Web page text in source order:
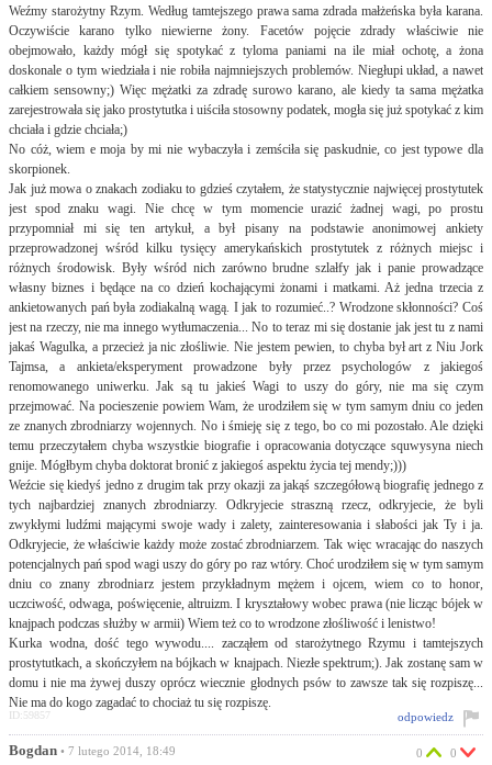
Weźmy starożytny Rzym. Według tamtejszego prawa sama zdrada małżeńska była karana.
Oczywiście karano tylko niewierne żony. Facetów pojęcie zdrady właściwie nie
obejmowało, każdy mógł się spotykać z tyloma paniami na ile miał ochotę, a żona
doskonale o tym wiedziała i nie robiła najmniejszych problemów. Niegłupi układ, a nawet
całkiem sensowny;) Więc mężatki za zdradę surowo karano, ale kiedy ta sama mężatka
zarejestrowała się jako prostytutka i uiściła stosowny podatek, mogła się już spotykać z kim
chciała i gdzie chciała;)
No cóż, wiem e moja by mi nie wybaczyła i zemściła się paskudnie, co jest typowe dla
skorpionek.
Jak już mowa o znakach zodiaku to gdzieś czytałem, że statystycznie najwięcej prostytutek
jest spod znaku wagi. Nie chcę w tym momencie urazić żadnej wagi, po prostu
przypomniał mi się ten artykuł, a był pisany na podstawie anonimowej ankiety
przeprowadzonej wśród kilku tysięcy amerykańskich prostytutek z różnych miejsc i
różnych środowisk. Były wśród nich zarówno brudne szlałfy jak i panie prowadzące
własny biznes i będące na co dzień kochającymi żonami i matkami. Aż jedna trzecia z
ankietowanych pań była zodiakalną wagą. I jak to rozumieć..? Wrodzone skłonności? Coś
jest na rzeczy, nie ma innego wytłumaczenia... No to teraz mi się dostanie jak jest tu z nami
jakaś Wagulka, a przecież ja nic złośliwie. Nie jestem pewien, to chyba był art z Niu Jork
Tajmsa, a ankieta/eksperyment prowadzone były przez psychologów z jakiegoś
renomowanego uniwerku. Jak są tu jakieś Wagi to uszy do góry, nie ma się czym
przejmować. Na pocieszenie powiem Wam, że urodziłem się w tym samym dniu co jeden
ze znanych zbrodniarzy wojennych. No i śmieję się z tego, bo co mi pozostało. Ale dzięki
temu przeczytałem chyba wszystkie biografie i opracowania dotyczące squwysyna niech
gnije. Mógłbym chyba doktorat bronić z jakiegoś aspektu życia tej mendy;)))
Weźcie się kiedyś jedno z drugim tak przy okazji za jakąś szczegółową biografię jednego z
tych najbardziej znanych zbrodniarzy. Odkryjecie straszną rzecz, odkryjecie, że byli
zwykłymi ludźmi mającymi swoje wady i zalety, zainteresowania i słabości jak Ty i ja.
Odkryjecie, że właściwie każdy może zostać zbrodniarzem. Tak więc wracając do naszych
potencjalnych pań spod wagi uszy do góry po raz wtóry. Choć urodziłem się w tym samym
dniu co znany zbrodniarz jestem przykładnym mężem i ojcem, wiem co to honor,
uczciwość, odwaga, poświęcenie, altruizm. I kryształowy wobec prawa (nie licząc bójek w
knajpach podczas służby w armii) Wiem też co to wrodzone złośliwość i lenistwo!
Kurka wodna, dość tego wywodu.... zacząłem od starożytnego Rzymu i tamtejszych
prostytutkach, a skończyłem na bójkach w knajpach. Niezłe spektrum;). Jak zostanę sam w
domu i nie ma żywej duszy oprócz wiecznie głodnych psów to zawsze tak się rozpiszę...
Nie ma do kogo zagadać to chociaż tu się rozpiszę.
odpowiedz
ID:59857
Bogdan • 7 lutego 2014, 18:49 0 0